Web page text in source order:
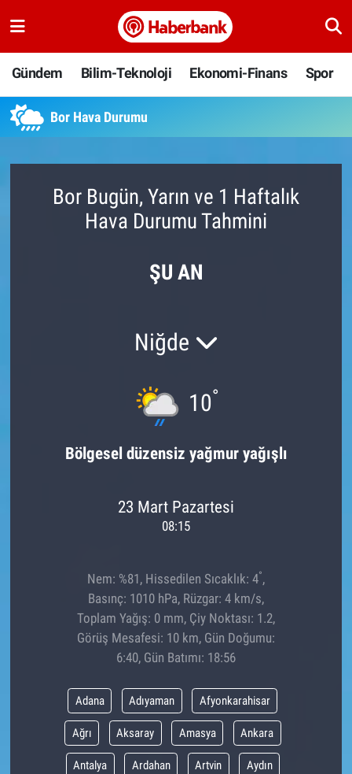
Gündem Bilim-Teknoloji Ekonomi-Finans Spor
Bor Hava Durumu
Bor Bugün, Yarın ve 1 Haftalık
Hava Durumu Tahmini
ŞU AN
Niğde
10°
Bölgesel düzensiz yağmur yağışlı
23 Mart Pazartesi
08:15
Nem: %81, Hissedilen Sıcaklık: 4°,
Basınç: 1010 hPa, Rüzgar: 4 km/s,
Toplam Yağış: 0 mm, Çiy Noktası: 1.2,
Görüş Mesafesi: 10 km, Gün Doğumu:
6:40, Gün Batımı: 18:56
Adana Adıyaman Afyonkarahisar
Ağrı Aksaray Amasya Ankara
Antalya Ardahan Artvin Aydın
Bilim-Teknoloji
Ekonomi-Finans
Hava Durumu
Namaz Vakitleri
Süper Lig Puan Durumu ve Fikstür